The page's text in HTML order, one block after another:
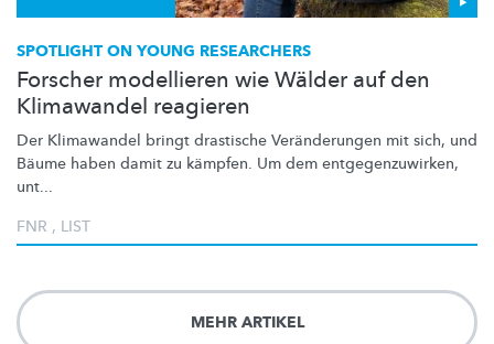
SPOTLIGHT ON YOUNG RESEARCHERS
Forscher modellieren wie Wälder auf den
Klimawandel reagieren
Der Klimawandel bringt drastische Veränderungen mit sich, und
Bäume haben damit zu kämpfen. Um dem entgegenzuwirken,
unt...
FNR , LIST
MEHR ARTIKEL